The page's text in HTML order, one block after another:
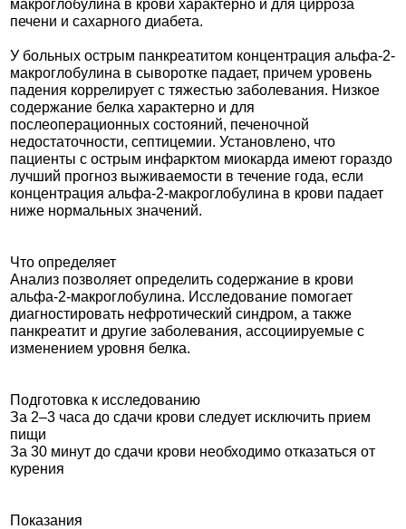
макроглобулина в крови характерно и для цирроза
печени и сахарного диабета.
У больных острым панкреатитом концентрация альфа-2-
макроглобулина в сыворотке падает, причем уровень
падения коррелирует с тяжестью заболевания. Низкое
содержание белка характерно и для
послеоперационных состояний, печеночной
недостаточности, септицемии. Установлено, что
пациенты с острым инфарктом миокарда имеют гораздо
лучший прогноз выживаемости в течение года, если
концентрация альфа-2-макроглобулина в крови падает
ниже нормальных значений.
Что определяет
Анализ позволяет определить содержание в крови
альфа-2-макроглобулина. Исследование помогает
диагностировать нефротический синдром, а также
панкреатит и другие заболевания, ассоциируемые с
изменением уровня белка.
Подготовка к исследованию
За 2–3 часа до сдачи крови следует исключить прием
пищи
За 30 минут до сдачи крови необходимо отказаться от
курения
Показания